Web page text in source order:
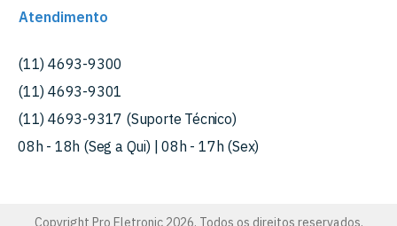
Atendimento
(11) 4693-9300
(11) 4693-9301
(11) 4693-9317 (Suporte Técnico)
08h - 18h (Seg a Qui) | 08h - 17h (Sex)
Copyright Pro Eletronic 2026. Todos os direitos reservados.